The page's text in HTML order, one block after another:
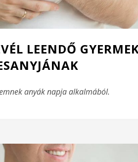
LEENDŐ
anyák napja alkalmából.